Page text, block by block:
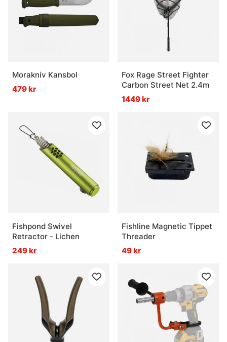
Morakniv Kansbol
479 kr
Fox Rage Street Fighter
Carbon Street Net 2.4m
1449 kr
Fishpond Swivel
Retractor - Lichen
249 kr
Fishline Magnetic Tippet
Threader
49 kr